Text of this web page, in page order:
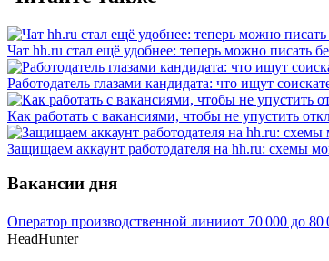
Чат hh.ru стал ещё удобнее: теперь можно писать
Работодатель глазами кандидата: что ищут
Как работать с вакансиями, чтобы не упустить
Защищаем аккаунт работодателя на hh.ru: схемы
Вакансии дня
Оператор производственной линииот 70 000 до 80
HeadHunter